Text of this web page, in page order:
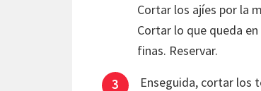
Cortar los ajíes por la
Cortar lo que queda
finas. Reservar.
Enseguida, cortar los